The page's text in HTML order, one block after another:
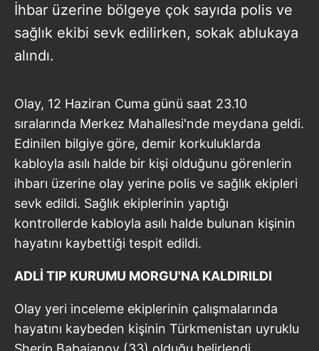
İhbar üzerine bölgeye çok sayıda polis ve
sağlık ekibi sevk edilirken, sokak ablukaya
alındı.
Olay, 12 Haziran Cuma günü saat 23.10
sıralarında Merkez Mahallesi'nde meydana geldi.
Edinilen bilgiye göre, demir korkuluklarda
kabloyla asılı halde bir kişi olduğunu görenlerin
ihbarı üzerine olay yerine polis ve sağlık ekipleri
sevk edildi. Sağlık ekiplerinin yaptığı
kontrollerde kabloyla asılı halde bulunan kişinin
hayatını kaybettiği tespit edildi.
ADLİ TIP KURUMU MORGU'NA KALDIRILDI
Olay yeri inceleme ekiplerinin çalışmalarında
hayatını kaybeden kişinin Türkmenistan uyruklu